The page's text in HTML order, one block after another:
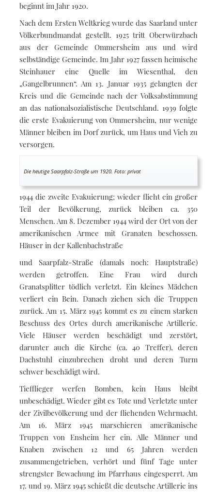
beginnt im Jahr 1920.
Nach dem Ersten Weltkrieg wurde das Saarland unter
Völkerbundmandat gestellt. 1925 tritt Oberwürzbach
aus der Gemeinde Ommersheim aus und wird
selbständige Gemeinde. Im Jahr 1927 fassen heimische
Steinhauer eine Quelle im Wiesenthal, den
„Gangelbrunnen“. Am 13. Januar 1935 gelangten der
Kreis und die Gemeinde nach der Volksabstimmung
an das nationalsozialistische Deutschland. 1939 folgte
die erste Evakuierung von Ommersheim, nur wenige
Männer bleiben im Dorf zurück, um Haus und Vieh zu
versorgen.
Die heutige Saarpfalz-Straße um 1920. Foto: privat
1944 die zweite Evakuierung; wieder flieht ein großer
Teil der Bevölkerung, zurück bleiben ca. 350
Menschen. Am 8. Dezember 1944 wird der Ort von der
amerikanischen Armee mit Granaten beschossen.
Häuser in der Kallenbachstraße
und Saarpfalz-Straße (damals noch: Hauptstraße)
werden getroffen. Eine Frau wird durch
Granatsplitter tödlich verletzt. Ein kleines Mädchen
verliert ein Bein. Danach ziehen sich die Truppen
zurück. Am 15. März 1945 kommt es zu einem starken
Beschuss des Ortes durch amerikanische Artillerie.
Viele Häuser werden beschädigt und zerstört,
darunter auch die Kirche (ca. 40 Treffer), deren
Dachstuhl einzubrechen droht und deren Turm
schwer beschädigt wird.
Tiefflieger werfen Bomben, kein Haus bleibt
unbeschädigt. Wieder gibt es Tote und Verletzte unter
der Zivilbevölkerung und der fliehenden Wehrmacht.
Am 16. März 1945 marschieren amerikanische
Truppen von Ensheim her ein. Alle Männer und
Knaben zwischen 12 und 65 Jahren werden
zusammengetrieben, verhört und fünf Tage unter
strengster Bewachung im Pfarrhaus eingesperrt. Am
17. und 19. März 1945 schießt die deutsche Artillerie ins